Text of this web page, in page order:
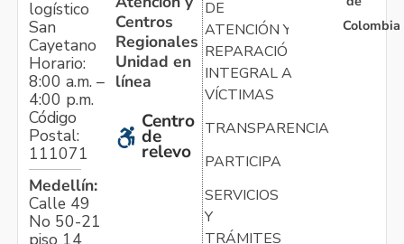
logístico
San
Cayetano
Horario:
8:00 a.m. –
4:00 p.m.
Código
Postal:
111071
Medellín:
Calle 49
No 50-21
piso 14
Centros
Regionales
Unidad en
línea
Centro
de
relevo
DE
ATENCIÓN Y
REPARACIÓN
INTEGRAL A
VÍCTIMAS
TRANSPARENCIA
PARTICIPA
SERVICIOS
Y
TRÁMITES
Colombia